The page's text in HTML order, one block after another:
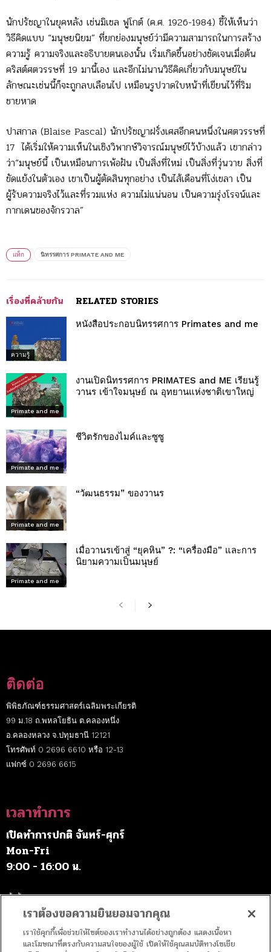
นักปรัชญาในยุคหลัง เช่นมิเชล ฟูโกต์ (ค.ศ. 1926-1984) ชี้ให้เห็นว่า
วิธีคิดแบบ “มนุษยนิยม” ที่ยกย่องมนุษย์ว่ามีความสามารถในการสร้าง
ความรู้ ความจริงและอธิบายตนเองนั้น เริ่มเกิดขึ้นอย่างชัดเจนเมื่อต้น
คริสต์ศตวรรษที่ 19 มานี้เอง และอีกไม่นานวิธีคิดเกี่ยวกับมนุษย์ใน
ลักษณะเช่นนี้ก็จะถูกลบเลือนไป เหมือนรูปวาดใบหน้าที่เขียนไว้ที่ริม
ชายหาด
ปาสกาล (Blaise Pascal) นักปรัชญาฝรั่งเศสอีกคนหนึ่งในศตวรรษที่
17 ได้เริ่มให้ความเห็นในเชิงวิพากษ์วิจารณ์มนุษย์ไว้บ้างแล้ว เขากล่าว
ว่า“มนุษย์นี้ เป็นเหมือนการเพ้อฝัน เป็นสิ่งที่ใหม่ เป็นสิ่งที่วุ่นวาย สิ่งที่
ขัดแย้งในตัวเอง เขาเป็นผู้ตัดสินทุกอย่าง เป็นไส้เดือนที่โง่เขลา เป็น
ผู้รับความจริงไว้และที่รวมแห่ง ความไม่แน่นอน เป็นความรุ่งโรจน์และ
กากเดนของจักรวาล”
แท็ก นิทรรศการ PRIMATE AND ME
เรื่องที่คล้ายกัน RELATED STORIES
ความรู้
หนังสือประกอบนิทรรศการ Primates and me
Primate and me
งานเปิดนิทรรศการ PRIMATES and ME เรียนรู้
วานร เข้าใจมนุษย์ ณ อุทยานแห่งชาติเขาใหญ่
Primate and me
ชีวิตรักของไมค์และซูซู
Primate and me
“วัฒนธรรม” ของวานร
Primate and me
เมื่อวานรเข้าสู่ “ยุคหิน” ?: “เครื่องมือ” และการ
นิยามความเป็นมนุษย์
ติดต่อ
พิพิธภัณฑ์ธรรมศาสตร์เฉลิมพระเกียรติ
99 ม.18 ถ.พหลโยธิน ต.คลองหนึ่ง
อ.คลองหลวง จ.ปทุมธานี 12121
โทรศัพท์ 0 2696 6610 หรือ 12-13
แฟกซ์ 0 2696 6615
เวลาทำการ
เปิดทำการปกติ จันทร์-ศุกร์
Mon-Fri
9:00 - 16:00 น.
เว้นวันหยุดราชการ
ค่าบริการ
เราต้องขอความยินยอมจากคุณ
เราใช้คุกกี้เพื่อช่วยให้ไซต์ของเราทำงานได้อย่างถูกต้อง แสดงเนื้อหา
และโฆษณาที่ตรงกับความสนใจของผู้ใช้ เปิดให้ใช้คุณสมบัติทางโซเชีย